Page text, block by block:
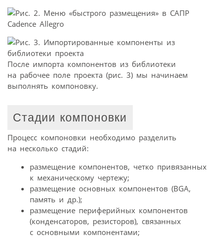
После импорта компонентов из библиотеки
на рабочее поле проекта (рис. 3) мы начинаем
выполнять компоновку.
Стадии компоновки
Процесс компоновки необходимо разделить
на несколько стадий:
размещение компонентов, четко привязанных
к механическому чертежу;
размещение основных компонентов (BGA,
память и др.);
размещение периферийных компонентов
(конденсаторов, резисторов), связанных
с основными компонентами;